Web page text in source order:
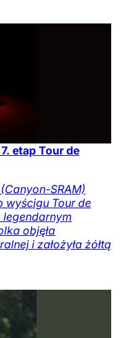
etap Tour de
SRAM)
wyścigu Tour de
legendarnym
objęła
i założyła żółtą